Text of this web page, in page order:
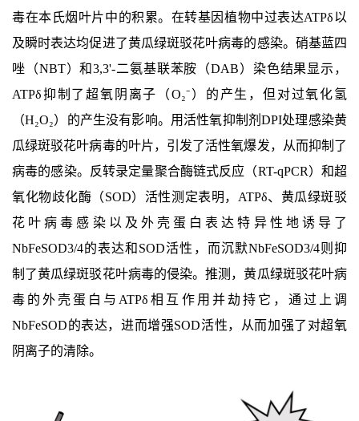
毒在本氏烟叶片中的积累。在转基因植物中过表达ATPδ以
及瞬时表达均促进了黄瓜绿斑驳花叶病毒的感染。硝基蓝四
唑（NBT）和3,3'-二氨基联苯胺（DAB）染色结果显示，
ATPδ抑制了超氧阴离子（O₂⁻）的产生，但对过氧化氢
（H₂O₂）的产生没有影响。用活性氧抑制剂DPI处理感染黄
瓜绿斑驳花叶病毒的叶片，引发了活性氧爆发，从而抑制了
病毒的感染。反转录定量聚合酶链式反应（RT-qPCR）和超
氧化物歧化酶（SOD）活性测定表明，ATPδ、黄瓜绿斑驳
花叶病毒感染以及外壳蛋白表达特异性地诱导了
NbFeSOD3/4的表达和SOD活性，而沉默NbFeSOD3/4则抑
制了黄瓜绿斑驳花叶病毒的侵染。推测，黄瓜绿斑驳花叶病
毒的外壳蛋白与ATPδ相互作用并劫持它，通过上调
NbFeSOD的表达，进而增强SOD活性，从而加强了对超氧
阴离子的清除。